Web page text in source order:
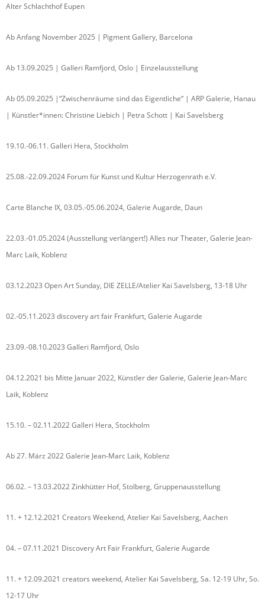
Alter Schlachthof Eupen
Ab Anfang November 2025 | Pigment Gallery, Barcelona
Ab 13.09.2025 | Galleri Ramfjord, Oslo | Einzelausstellung
Ab 05.09.2025 |“Zwischenräume sind das Eigentliche“ | ARP Galerie, Hanau
| Künstler*innen: Christine Liebich | Petra Schott | Kai Savelsberg
19.10.-06.11. Galleri Hera, Stockholm
25.08.-22.09.2024 Forum für Kunst und Kultur Herzogenrath e.V.
Carte Blanche IX, 03.05.-05.06.2024, Galerie Augarde, Daun
22.03.-01.05.2024 (Ausstellung verlängert!) Alles nur Theater, Galerie Jean-
Marc Laik, Koblenz
03.12.2023 Open Art Sunday, DIE ZELLE/Atelier Kai Savelsberg, 13-18 Uhr
02.-05.11.2023 discovery art fair Frankfurt, Galerie Augarde
23.09.-08.10.2023 Galleri Ramfjord, Oslo
04.12.2021 bis Mitte Januar 2022, Künstler der Galerie, Galerie Jean-Marc
Laik, Koblenz
15.10. – 02.11.2022 Galleri Hera, Stockholm
Ab 27. März 2022 Galerie Jean-Marc Laik, Koblenz
06.02. – 13.03.2022 Zinkhütter Hof, Stolberg, Gruppenausstellung
11. + 12.12.2021 Creators Weekend, Atelier Kai Savelsberg, Aachen
04. – 07.11.2021 Discovery Art Fair Frankfurt, Galerie Augarde
11. + 12.09.2021 creators weekend, Atelier Kai Savelsberg, Sa. 12-19 Uhr, So.
12-17 Uhr